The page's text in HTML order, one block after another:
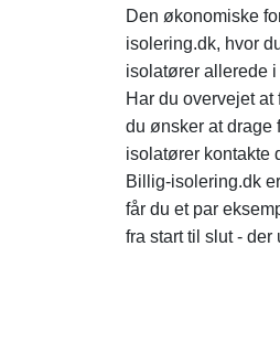
Den økonomiske
isolering.dk, hvor
isolatører allerede i
Har du overvejet
du ønsker at drage
isolatører kontakte
Billig-isolering.dk
får du et par
fra start til slut -